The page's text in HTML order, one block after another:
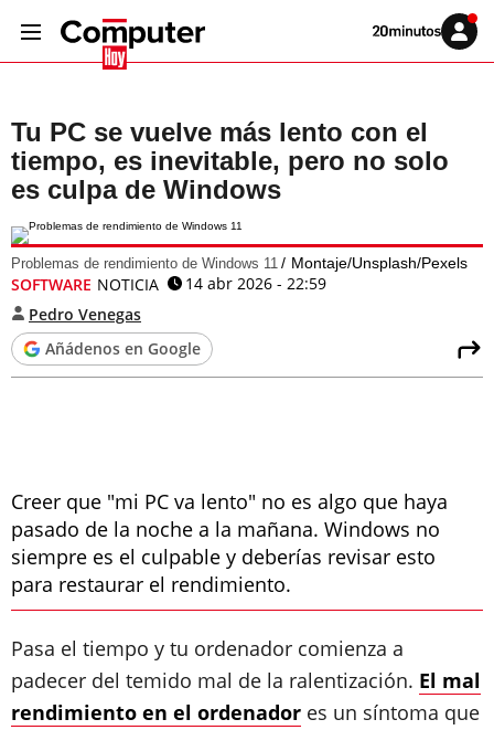
Volver
Iniciar
sesión
Tu PC se vuelve más lento con el
tiempo, es inevitable, pero no solo
es culpa de Windows
Problemas de rendimiento de Windows 11 Montaje/Unsplash/Pexels
SOFTWARE NOTICIA
14 abr 2026 - 22:59
Pedro Venegas
Añádenos en Google
Creer que "mi PC va lento" no es algo que haya
pasado de la noche a la mañana. Windows no
siempre es el culpable y deberías revisar esto
para restaurar el rendimiento.
Pasa el tiempo y tu ordenador comienza a
padecer del temido mal de la ralentización. El mal
rendimiento en el ordenador es un síntoma que